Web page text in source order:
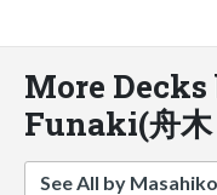
More
Funaki(舟木
See All by